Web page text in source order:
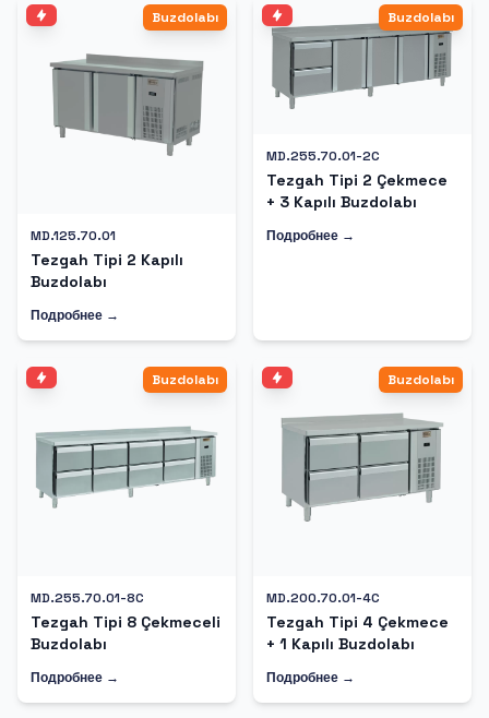
Buzdolabı
MD.125.70.01
Tezgah Tipi 2 Kapılı
Buzdolabı
Подробнее →
Buzdolabı
MD.255.70.01-2C
Tezgah Tipi 2 Çekmece
+ 3 Kapılı Buzdolabı
Подробнее →
Buzdolabı
MD.255.70.01-8C
Tezgah Tipi 8 Çekmeceli
Buzdolabı
Подробнее →
Buzdolabı
MD.200.70.01-4C
Tezgah Tipi 4 Çekmece
+ 1 Kapılı Buzdolabı
Подробнее →